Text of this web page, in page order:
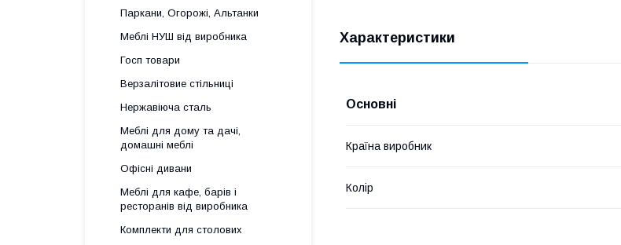
Характеристики
Основні
Країна виробник
Колір
Паркани, Огорожі, Альтанки
Меблі НУШ від виробника
Госп товари
Верзалітовие стільниці
Нержавіюча сталь
Меблі для дому та дачі,
домашні меблі
Офісні дивани
Меблі для кафе, барів і
ресторанів від виробника
Комплекти для столових